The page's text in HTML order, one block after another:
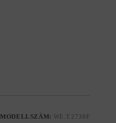
MODELLSZÁM: WE.T.2738F